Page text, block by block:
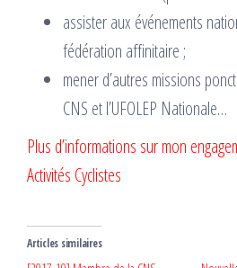
assister aux événements
fédération affinitaire ;
mener d’autres missions
CNS et l’UFOLEP Nationale…
Plus d’informations sur mon
Activités Cyclistes
Articles similaires